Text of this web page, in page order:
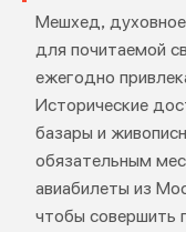
Мешхед,
для почитаемой
ежегодно
Исторические
базары и
обязательным
авиабилеты из
чтобы совершить